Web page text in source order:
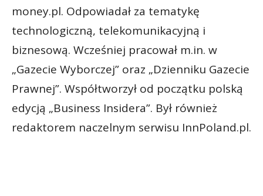
money.pl. Odpowiadał za tematykę
technologiczną, telekomunikacyjną i
biznesową. Wcześniej pracował m.in. w
„Gazecie Wyborczej” oraz „Dzienniku Gazecie
Prawnej”. Współtworzył od początku polską
edycją „Business Insidera”. Był również
redaktorem naczelnym serwisu InnPoland.pl.